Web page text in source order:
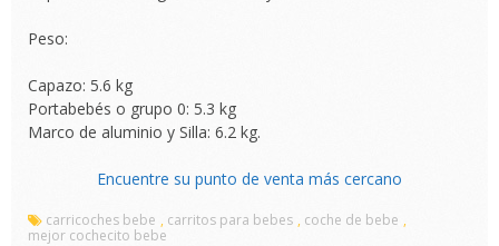
Peso:
Capazo: 5.6 kg
Portabebés o grupo 0: 5.3 kg
Marco de aluminio y Silla: 6.2 kg.
Encuentre su punto de venta más cercano
carricoches bebe , carritos para bebes , coche de bebe ,
mejor cochecito bebe